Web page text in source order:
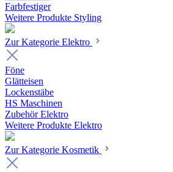
Farbfestiger
Weitere Produkte Styling
Zur Kategorie Elektro
Föne
Glätteisen
Lockenstäbe
HS Maschinen
Zubehör Elektro
Weitere Produkte Elektro
Zur Kategorie Kosmetik